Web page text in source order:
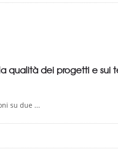
qualità dei progetti e sui
su due ...